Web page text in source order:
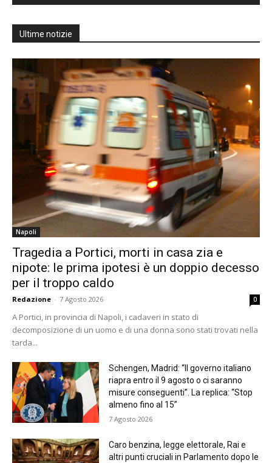
Ultime notizie
Napoli
Tragedia a Portici, morti in casa zia e
nipote: le prima ipotesi è un doppio decesso
per il troppo caldo
Redazione - 7 Agosto 2026 0
A Portici, in provincia di Napoli, i cadaveri in stato di
decomposizione di un uomo e di una donna sono stati trovati nella
tarda...
Schengen, Madrid: “Il governo italiano
riapra entro il 9 agosto o ci saranno
misure conseguenti”. La replica: “Stop
almeno fino al 15”
7 Agosto 2026
Caro benzina, legge elettorale, Rai e
altri punti cruciali in Parlamento dopo le